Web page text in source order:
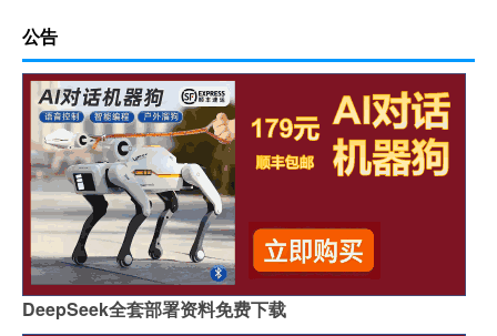
公告
DeepSeek全套部署资料免费下载